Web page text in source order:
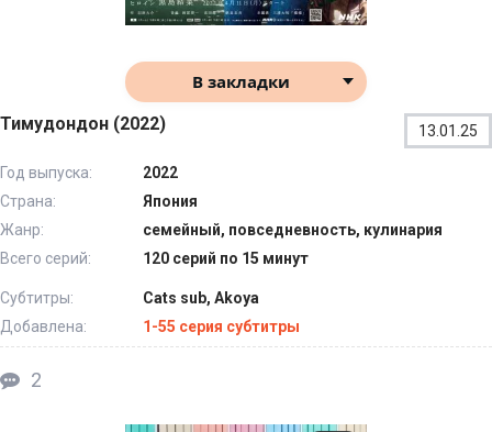
В закладки
Тимудондон (2022) 13.01.25
Год выпуска:
2022
Страна:
Япония
Жанр:
семейный, повседневность, кулинария
Всего серий:
120 серий по 15 минут
Субтитры:
Cats sub, Akoya
Добавлена:
1-55 серия субтитры
2